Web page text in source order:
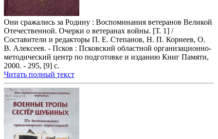
Они сражались за Родину : Воспоминания ветеранов Великой
Отечественной. Очерки о ветеранах войны. [Т. 1] /
Составители и редакторы П. Е. Степанов, Н. П. Корнеев, О.
В. Алексеев. - Псков : Псковский областной организационно-
методический центр по подготовке и изданию Книг Памяти,
2000. - 295, [9] с.
Читать полный текст